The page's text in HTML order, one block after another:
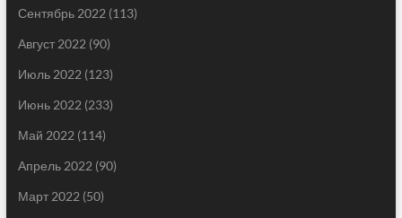
Сентябрь 2022(113)
Август 2022(90)
Июль 2022(123)
Июнь 2022(233)
Май 2022(114)
Апрель 2022(90)
Март 2022(50)